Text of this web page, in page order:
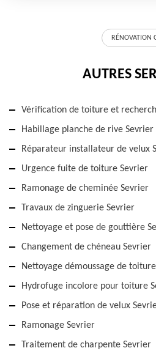
RÉNOVATION
AUTRES
Vérification de toiture et
Habillage planche de rive Sevrier
Réparateur installateur de velux
Urgence fuite de toiture Sevrier
Ramonage de cheminée Sevrier
Travaux de zinguerie Sevrier
Nettoyage et pose de gouttière
Changement de chéneau Sevrier
Nettoyage démoussage de
Hydrofuge incolore pour toiture
Pose et réparation de velux
Ramonage Sevrier
Traitement de charpente Sevrier